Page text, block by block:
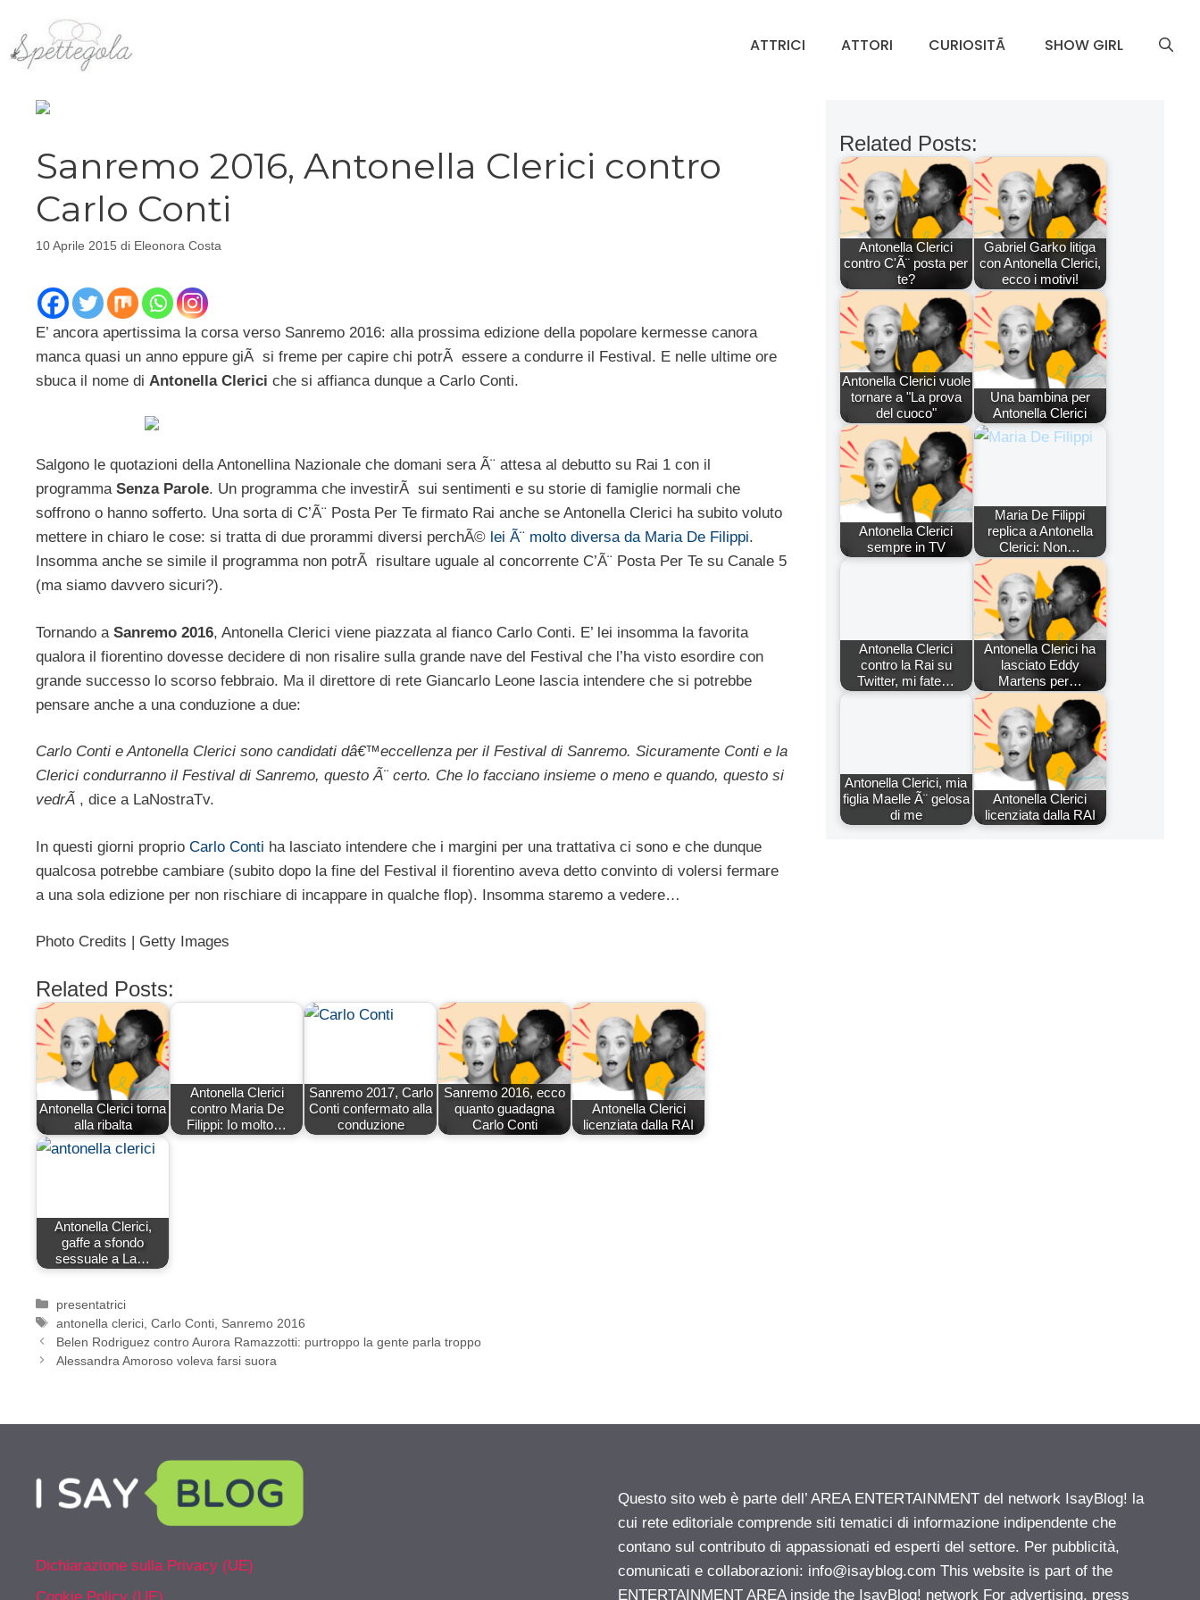
contenuto
ATTRICI ATTORI CURIOSITÃ SHOW GIRL
Sanremo 2016, Antonella Clerici contro
Carlo Conti
10 Aprile 2015 di Eleonora Costa
E’ ancora apertissima la corsa verso Sanremo 2016: alla prossima edizione della popolare kermesse canora
manca quasi un anno eppure giÃ si freme per capire chi potrÃ essere a condurre il Festival. E nelle ultime ore
sbuca il nome di Antonella Clerici che si affianca dunque a Carlo Conti.
Salgono le quotazioni della Antonellina Nazionale che domani sera Ã¨ attesa al debutto su Rai 1 con il
programma Senza Parole. Un programma che investirÃ sui sentimenti e su storie di famiglie normali che
soffrono o hanno sofferto. Una sorta di C’Ã¨ Posta Per Te firmato Rai anche se Antonella Clerici ha subito voluto
mettere in chiaro le cose: si tratta di due prorammi diversi perchÃ© lei Ã¨ molto diversa da Maria De Filippi.
Insomma anche se simile il programma non potrÃ risultare uguale al concorrente C’Ã¨ Posta Per Te su Canale 5
(ma siamo davvero sicuri?).
Tornando a Sanremo 2016, Antonella Clerici viene piazzata al fianco Carlo Conti. E’ lei insomma la favorita
qualora il fiorentino dovesse decidere di non risalire sulla grande nave del Festival che l’ha visto esordire con
grande successo lo scorso febbraio. Ma il direttore di rete Giancarlo Leone lascia intendere che si potrebbe
pensare anche a una conduzione a due:
Carlo Conti e Antonella Clerici sono candidati dâ€™eccellenza per il Festival di Sanremo. Sicuramente Conti e la
Clerici condurranno il Festival di Sanremo, questo Ã¨ certo. Che lo facciano insieme o meno e quando, questo si
vedrÃ , dice a LaNostraTv.
In questi giorni proprio Carlo Conti ha lasciato intendere che i margini per una trattativa ci sono e che dunque
qualcosa potrebbe cambiare (subito dopo la fine del Festival il fiorentino aveva detto convinto di volersi fermare
a una sola edizione per non rischiare di incappare in qualche flop). Insomma staremo a vedere…
Photo Credits | Getty Images
Related Posts:
Antonella Clerici torna
alla ribalta
Antonella Clerici
contro Maria De
Filippi: Io molto…
Sanremo 2017, Carlo
Conti confermato alla
conduzione
Sanremo 2016, ecco
quanto guadagna
Carlo Conti
Antonella Clerici
licenziata dalla RAI
Antonella Clerici,
gaffe a sfondo
sessuale a La…
Categorie
presentatrici
Tag
antonella clerici ,Carlo Conti Sanremo 2016
Belen Rodriguez contro Aurora Ramazzotti: purtroppo la gente parla troppo
Alessandra Amoroso voleva farsi suora
Related Posts:
Antonella Clerici
contro C'Ã¨ posta per
te?
Gabriel Garko litiga
con Antonella Clerici,
ecco i motivi!
Antonella Clerici vuole
tornare a "La prova
del cuoco"
Una bambina per
Antonella Clerici
Antonella Clerici
sempre in TV
Maria De Filippi
replica a Antonella
Clerici: Non…
Antonella Clerici
contro la Rai su
Twitter, mi fate…
Antonella Clerici ha
lasciato Eddy
Martens per…
Antonella Clerici, mia
figlia Maelle Ã¨ gelosa
di me
Antonella Clerici
licenziata dalla RAI
Dichiarazione sulla Privacy (UE)
Questo sito web è parte dell’ AREA ENTERTAINMENT del network IsayBlog! la
cui rete editoriale comprende siti tematici di informazione indipendente che
contano sul contributo di appassionati ed esperti del settore. Per pubblicità,
comunicati e collaborazioni: info@isayblog.com This website is part of the
ENTERTAINMENT AREA inside the IsayBlog! network For advertising, press